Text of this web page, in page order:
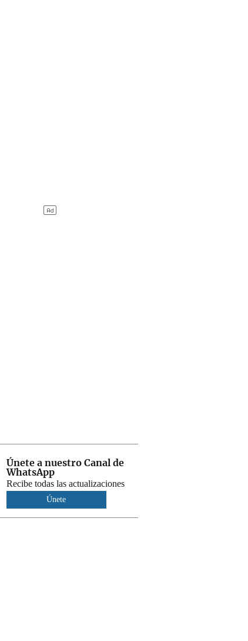
Únete a nuestro Canal de
WhatsApp
Recibe todas las actualizaciones
Únete